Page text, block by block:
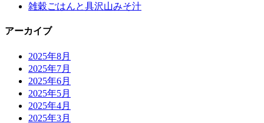
雑穀ごはんと具沢山みそ汁
アーカイブ
2025年8月
2025年7月
2025年6月
2025年5月
2025年4月
2025年3月